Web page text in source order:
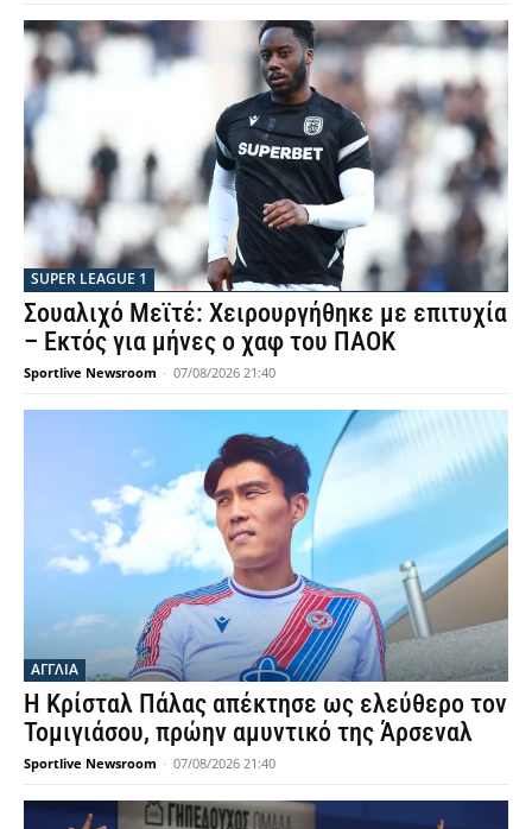
TAGS CHAMPIONS LEAGUE Άρσεναλ Παρί Σεν Ζερμέν
ΣΧΕΤΙΚΑ ΑΡΘΡΑ
ΕΛΛΑΔΑ